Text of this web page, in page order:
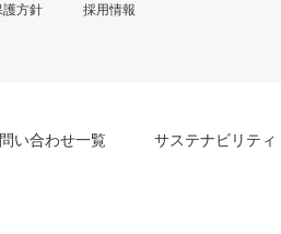
護方針 採用情報
い合わせ一覧 サステナビリティ